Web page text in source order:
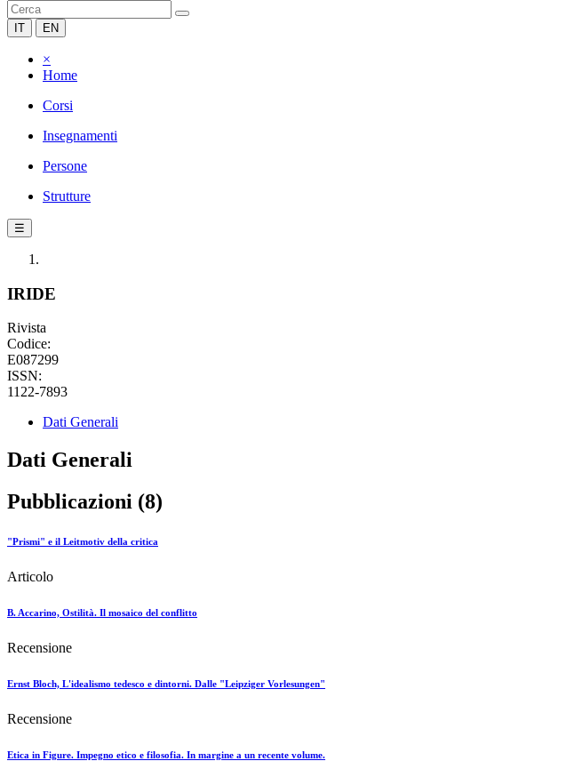
IT EN
×
Home
Corsi
Insegnamenti
Persone
Strutture
☰
IRIDE
Rivista
Codice:
E087299
ISSN:
1122-7893
Dati Generali
Dati Generali
Pubblicazioni (8)
"Prismi" e il Leitmotiv della critica
Articolo
B. Accarino, Ostilità. Il mosaico del conflitto
Recensione
Ernst Bloch, L'idealismo tedesco e dintorni. Dalle "Leipziger Vorlesungen"
Recensione
Etica in Figure. Impegno etico e filosofia. In margine a un recente volume.